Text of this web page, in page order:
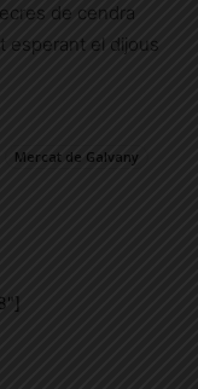
de cendra
esperant el dijous
Mercat de Galvany